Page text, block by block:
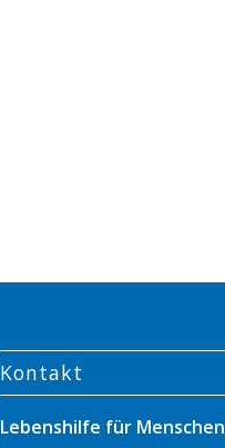
Kontakt
Lebenshilfe für